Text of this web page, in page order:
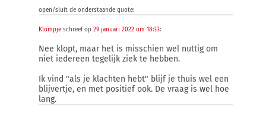
open/sluit de onderstaande quote:
Klompjeschreef op 29 januari 2022 om 18:33:
Nee klopt, maar het is misschien wel nuttig om
niet iedereen tegelijk ziek te hebben.
Ik vind "als je klachten hebt" blijf je thuis wel een
blijvertje, en met positief ook. De vraag is wel hoe
lang.